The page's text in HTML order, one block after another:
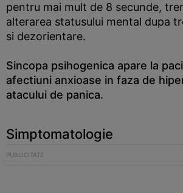
pentru mai mult de 8 secunde,
alterarea statusului mental dupa
si dezorientare.
Sincopa psihogenica apare la
afectiuni anxioase in faza de
atacului de panica.
Simptomatologie